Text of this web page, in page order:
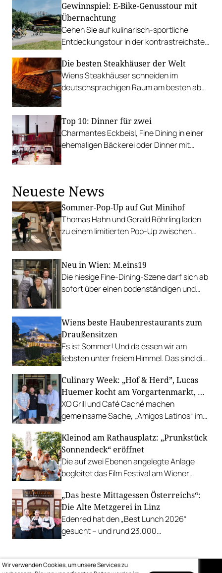
Gewinnspiel: E-Bike-Genusstour mit
Übernachtung
Gehen Sie auf kulinarisch-sportliche
Entdeckungstour in der kontrastreichsten
Sie eine E-Bike-Tour samt Übernachtung
für zwei Personen!
Die besten Steakhäuser der Welt
Wiens Steakhäuser schneiden im
deutschsprachigen Raum am besten ab
Top 10: Dinner für zwei
Charmantes Eckbeisl, Fine Dining in einer
ehemaligen Bäckerei oder Dinner mit
Neueste News
Sommer-Pop-Up auf Gut Minihof
Thomas Hahn und Gerald Röhrling laden
zu einem limitierten Pop-Up zwischen
Neu in Wien: M.eins19
Die hiesige Fine-Dining-Szene darf sich ab
sofort über einen bodenständigen und
Wiens beste Haubenrestaurants zum
Draußensitzen
Es ist Sommer! Und da essen wir am
liebsten unter freiem Himmel. Das sind die
Gastgarten.
Culinary Week: „Hof & Herd”, Lucas
Huemer kocht am Vorgartenmarkt, …
XO Grill und Café Caché machen
gemeinsame Sache, „Amigos Latinos“ im
Richard Rauch kocht in der Riederalm
u.v.m.
Kleinod am Rathausplatz: „Prunkstück
Sonnendeck“ eröffnet
Die auf zwei Ebenen angelegte Anlage
begleitet das Film Festival am Wiener
mit Cocktails, Snacks und
Veranstaltungsprogramm.
„Das beste Mittagessen Österreichs“:
Die Alte Metzgerei in Linz
Edenred hat den „Best Lunch 2026“
gesucht – und rund 23.000
sich den begehrten Award in die Linzer
Wir verwenden Cookies, um unsere Services zu